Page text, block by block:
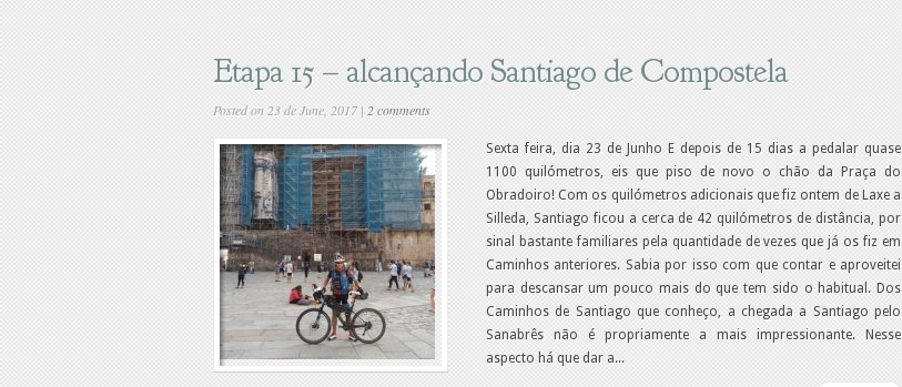
Etapa 15 – alcançando Santiago de Compostela
Posted on 23 de June, 2017 | 2 comments
Sexta feira, dia 23 de Junho E depois de 15 dias a pedalar quase
1100 quilómetros, eis que piso de novo o chão da Praça do
Obradoiro! Com os quilómetros adicionais que fiz ontem de Laxe a
Silleda, Santiago ficou a cerca de 42 quilómetros de distância, por
sinal bastante familiares pela quantidade de vezes que já os fiz em
Caminhos anteriores. Sabia por isso com que contar e aproveitei
para descansar um pouco mais do que tem sido o habitual. Dos
Caminhos de Santiago que conheço, a chegada a Santiago pelo
Sanabrês não é propriamente a mais impressionante. Nesse
aspecto há que dar a...